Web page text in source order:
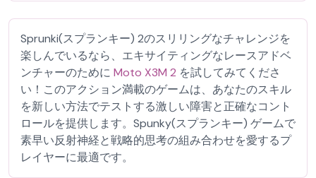
Sprunki(スプランキー) 2のスリリングなチャレンジを
楽しんでいるなら、エキサイティングなレースアドベ
ンチャーのために Moto X3M 2 を試してみてくださ
い！このアクション満載のゲームは、あなたのスキル
を新しい方法でテストする激しい障害と正確なコント
ロールを提供します。Spunky(スプランキー) ゲームで
素早い反射神経と戦略的思考の組み合わせを愛するプ
レイヤーに最適です。